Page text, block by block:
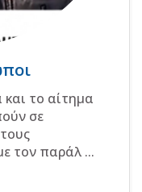
το αίτημα
σε
τον παράλ ...